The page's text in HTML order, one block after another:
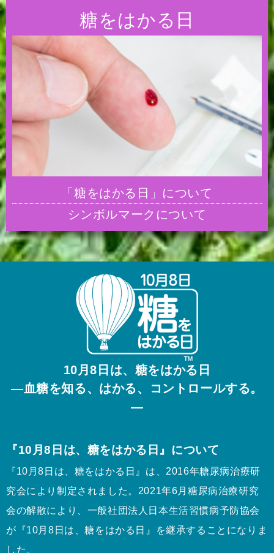
糖をはかる日
「糖をはかる日」について
シンボルマークについて
10月8日は、糖をはかる日
—血糖を知る、はかる、コントロールする。
—
『10月8日は、糖をはかる日』について
『10月8日は、糖をはかる日』は、2016年糖尿病治療研
究会により制定されました。2021年6月糖尿病治療研究
会の解散により、一般社団法人日本生活習慣病予防協会
が『10月8日は、糖をはかる日』を継承することになりま
した。